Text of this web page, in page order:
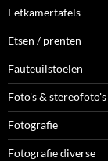
Eetkamertafels
Etsen / prenten
Fauteuilstoelen
Foto's & stereofoto's
Fotografie
Fotografie diverse